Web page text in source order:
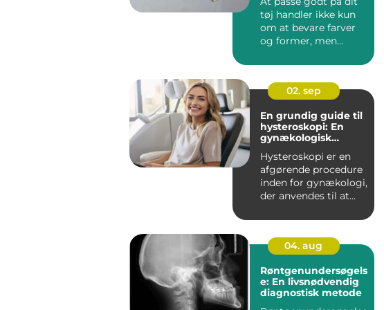
tøj handler ikke kun
om at bevare farver
og former, men
02. sep
En grundig guide til
hysteroskopi: En
gynækologisk
Hysteroskopi er en
afgørende procedure
inden for gynækologi,
der anvendes til at
04. aug
Røntgenundersøgels
e: En livsnødvendig
diagnostisk metode